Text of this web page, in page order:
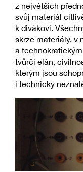
z největších
svůj materiál
k divákovi.
skrze materiály, v
a
tvůrčí elán,
kterým jsou
i technicky